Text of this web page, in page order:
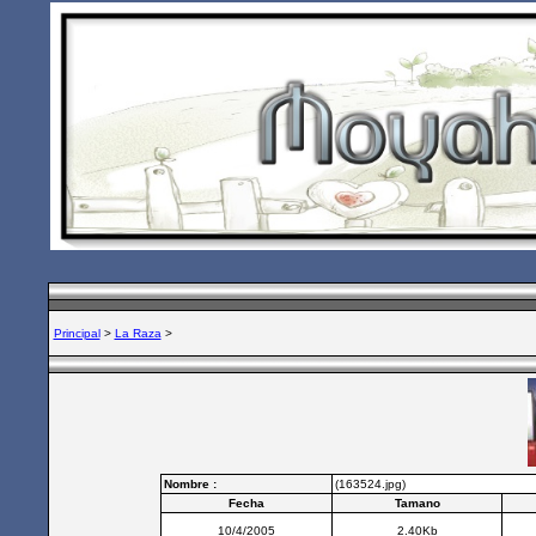
Principal> La Raza >
Nombre :
(163524.jpg)
Fecha
Tamano
10/4/2005 2.40Kb